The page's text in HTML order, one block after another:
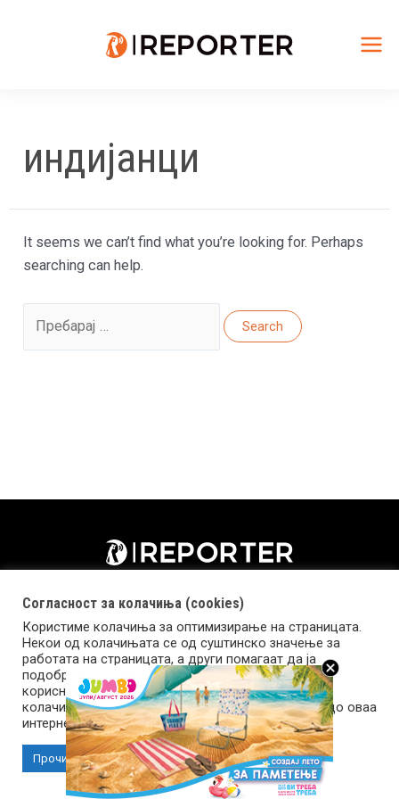
индијанци
It seems we can’t find what you’re looking for. Perhaps
searching can help.
Copyright © 2026 Reporter.mk | Member of Clip Media Group
Импресум Маркетинг Контакт Услови за користење
Согласност за колачиња (cookies)
Користиме колачиња за оптимизирање на страницата.
Некои од колачињата се од суштинско значење за
работата на страницата, а други помагаат да ја
подобриме оваа интернет страница и вашето
корисничко искуство. Напомена: задолжителните
колачиња се неопходни за користење и пристап до оваа
интернет страница.
Прочитај повеќе Прифати колачиња